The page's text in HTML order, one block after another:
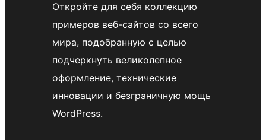
Откройте для себя коллекцию
примеров веб-сайтов со всего
мира, подобранную с целью
подчеркнуть великолепное
оформление, технические
инновации и безграничную мощь
WordPress.